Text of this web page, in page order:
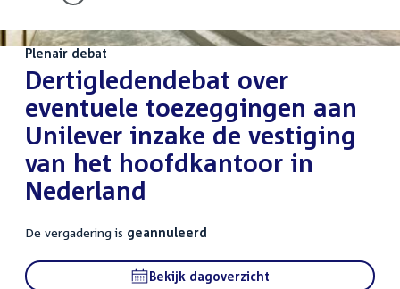
Plenair debat
:Dertigledendebat over
eventuele toezeggingen aan
Unilever inzake de vestiging
van het hoofdkantoor in
Nederland
De vergadering is geannuleerd
Bekijk dagoverzicht